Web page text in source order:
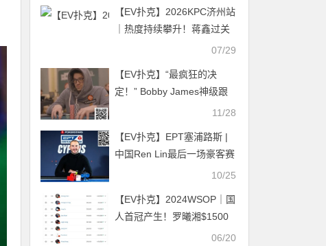
【EV扑克】2026KPC济州站
｜热度持续攀升！蒋鑫过关
斩将夺取济州开幕赛冠军奖
加冕女神赛，赛场热潮持续
席卷！
07/29
【EV扑克】“最疯狂的决
定！” Bobby James神级跟
注，五小时狂赚75万美元11/28
【EV扑克】EPT塞浦路斯 |
中国Ren Lin最后一场豪客赛
获第3名，Li Shankui另一豪
10/25
【EV扑克】2024WSOP｜国
人首冠产生！罗曦湘$1500
混合游戏夺冠，赢得人生首
06/20